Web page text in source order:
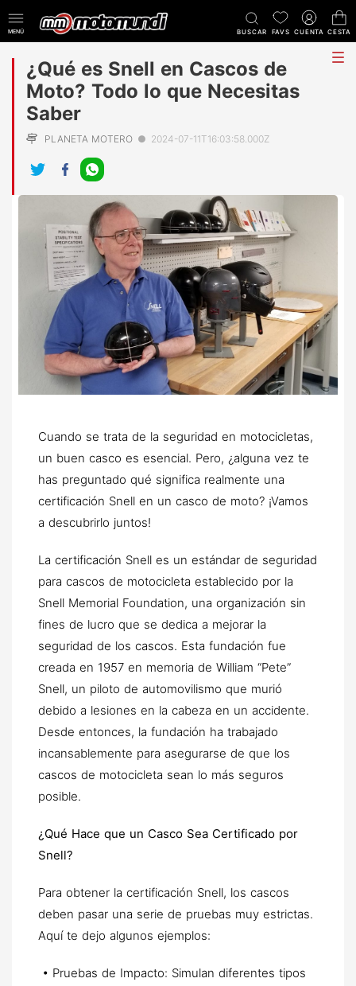
MENÚ BUSCAR FAVS CUENTA CESTA
¿Qué es Snell en Cascos de
Moto? Todo lo que Necesitas
Saber
PLANETA MOTERO ● 2024-07-11T16:03:58.000Z
Cuando se trata de la seguridad en motocicletas,
un buen casco es esencial. Pero, ¿alguna vez te
has preguntado qué significa realmente una
certificación Snell en un casco de moto? ¡Vamos
a descubrirlo juntos!
La certificación Snell es un estándar de seguridad
para cascos de motocicleta establecido por la
Snell Memorial Foundation, una organización sin
fines de lucro que se dedica a mejorar la
seguridad de los cascos. Esta fundación fue
creada en 1957 en memoria de William “Pete”
Snell, un piloto de automovilismo que murió
debido a lesiones en la cabeza en un accidente.
Desde entonces, la fundación ha trabajado
incansablemente para asegurarse de que los
cascos de motocicleta sean lo más seguros
posible.
¿Qué Hace que un Casco Sea Certificado por
Snell?
Para obtener la certificación Snell, los cascos
deben pasar una serie de pruebas muy estrictas.
Aquí te dejo algunos ejemplos:
• Pruebas de Impacto: Simulan diferentes tipos